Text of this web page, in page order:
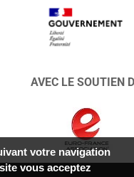
AVEC LE SOUTIEN
votre navigation
vous acceptez